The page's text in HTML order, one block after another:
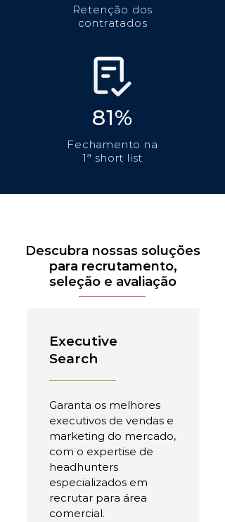
Retenção dos
contratados
81%
Fechamento na
1ª short list
Descubra nossas soluções
para recrutamento,
seleção e avaliação
Executive
Search
Garanta os melhores
executivos de vendas e
marketing do mercado,
com o expertise de
headhunters
especializados em
recrutar para área
comercial.